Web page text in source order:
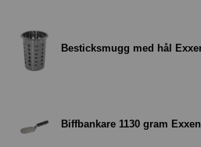
Besticksmugg med hål
Biffbankare 1130 gram